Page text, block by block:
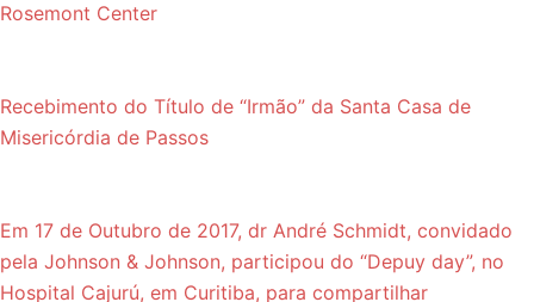
Rosemont Center
Recebimento do Título de “Irmão” da Santa Casa de
Misericórdia de Passos
Em 17 de Outubro de 2017, dr André Schmidt, convidado
pela Johnson & Johnson, participou do “Depuy day”, no
Hospital Cajurú, em Curitiba, para compartilhar